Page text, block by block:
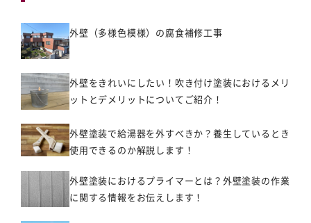
外壁（多様色模様）の腐食補修工事
外壁をきれいにしたい！吹き付け塗装におけるメリ
ットとデメリットについてご紹介！
外壁塗装で給湯器を外すべきか？養生しているとき
使用できるのか解説します！
外壁塗装におけるプライマーとは？外壁塗装の作業
に関する情報をお伝えします！